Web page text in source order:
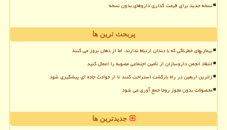
نسخه جدید برای قیمت گذاری داروهای بدون نسخه
پربحث ترین ها
بیماریهای خطرناکی که با دندان ارتباط ندارند، اما از دهان بروز می کنند
انتقاد انجمن داروسازان از تأمین اجتماعی مصوبه را اعمال کنید
زائرین اربعین در راه بازگشت استراحت کنند تا از حوادث جاده ای پیشگیری شود
محصولات بدون مجوز روجا جمع آوری می شود
جدیدترین ها